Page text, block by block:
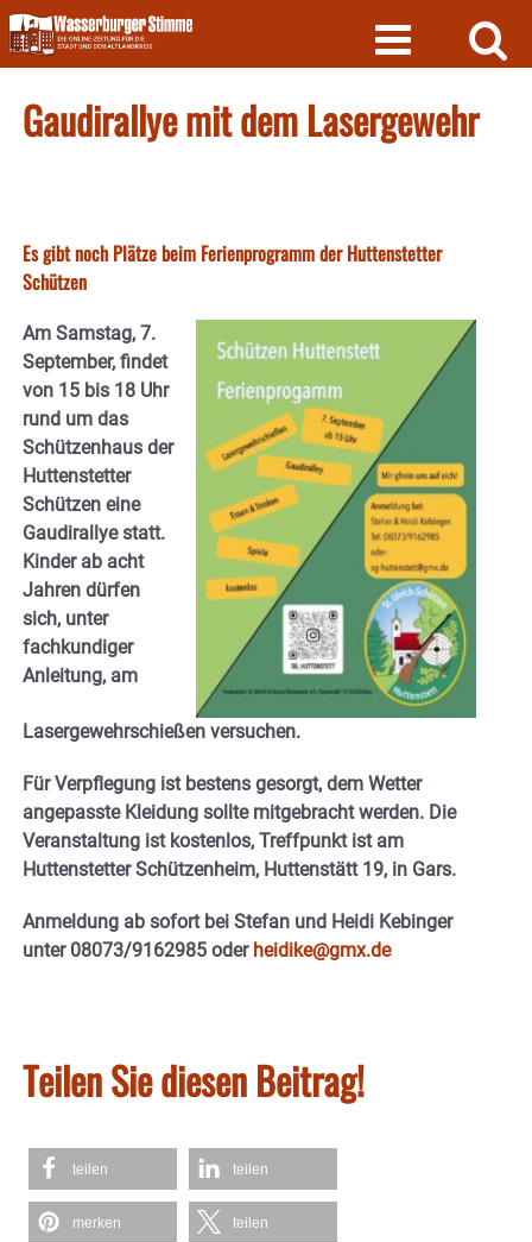
Skip
to
content
Gaudirallye mit dem Lasergewehr
Es gibt noch Plätze beim Ferienprogramm der Huttenstetter
Schützen
Am Samstag, 7.
September, findet
von 15 bis 18 Uhr
rund um das
Schützenhaus der
Huttenstetter
Schützen eine
Gaudirallye statt.
Kinder ab acht
Jahren dürfen
sich, unter
fachkundiger
Anleitung, am
Lasergewehrschießen versuchen.
Für Verpflegung ist bestens gesorgt, dem Wetter
angepasste Kleidung sollte mitgebracht werden. Die
Veranstaltung ist kostenlos, Treffpunkt ist am
Huttenstetter Schützenheim, Huttenstätt 19, in Gars.
Anmeldung ab sofort bei Stefan und Heidi Kebinger
unter 08073/9162985 oder heidike@gmx.de
Teilen Sie diesen Beitrag!
teilen teilen
merken teilen